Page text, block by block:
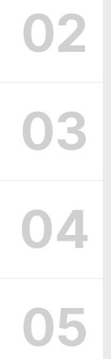
02
03
04
05